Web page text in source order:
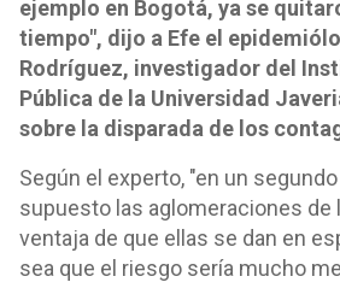
ejemplo en Bogotá, ya se
tiempo", dijo a Efe el
Rodríguez, investigador del
Pública de la Universidad
sobre la disparada de los
Según el experto, "en un
supuesto las aglomeraciones de
ventaja de que ellas se dan en
sea que el riesgo sería mucho